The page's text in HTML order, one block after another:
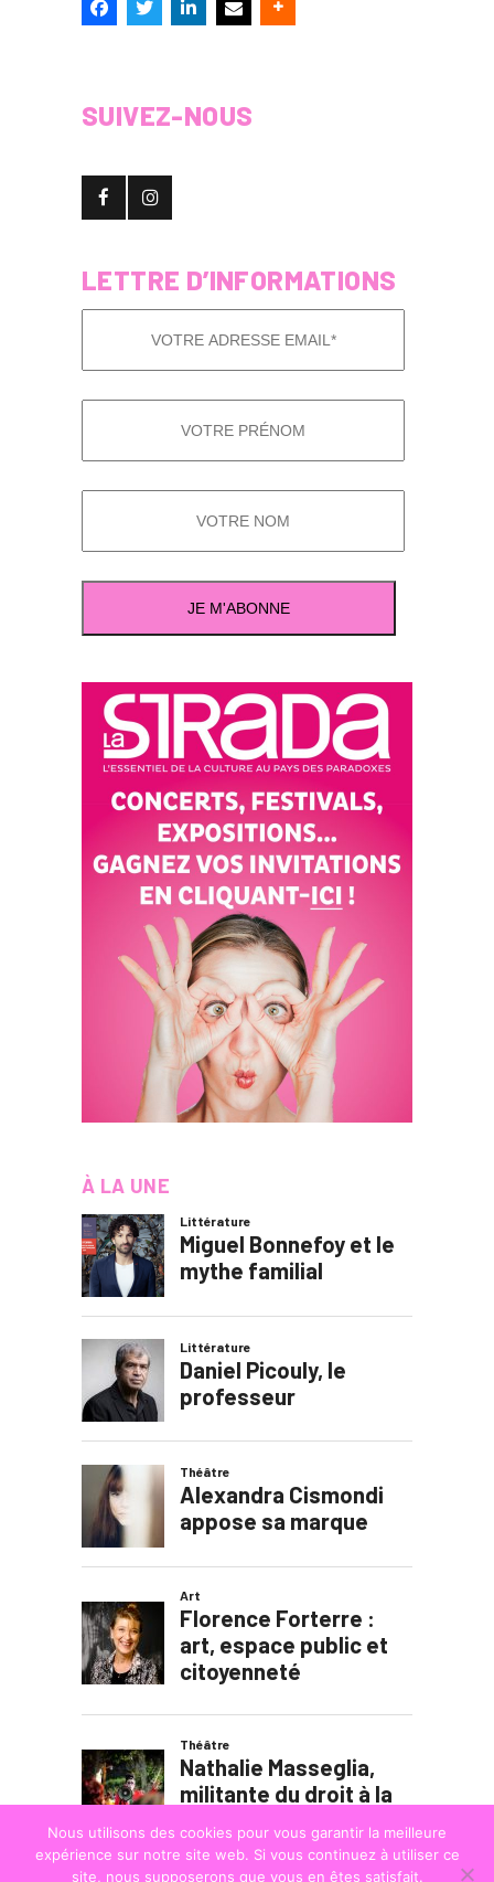
SUIVEZ-NOUS
LETTRE D’INFORMATIONS
À LA UNE
Nous utilisons des cookies pour vous garantir la meilleure
expérience sur notre site web. Si vous continuez à utiliser ce
site, nous supposerons que vous en êtes satisfait.